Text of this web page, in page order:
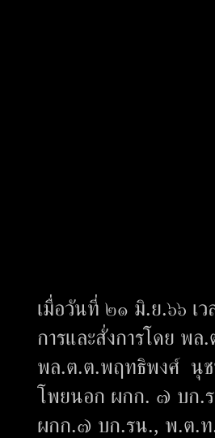
เมื่อวันที่ ๒๑ มิ.ย.๖๖ เ
การและสั่งการโดย พ
พล.ต.ต.พฤทธิพงศ์ นุช
โพยนอก ผกก. ๗ บก.
ผกก.๗ บก.รน., พ.ต.